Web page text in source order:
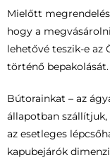
Mielőtt
hogy a
lehetővé teszik-e az
történő bepakolását.
Bútorainkat – az
állapotban
az esetleges
kapubejárók